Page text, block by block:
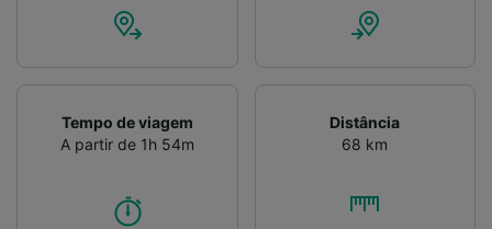
Tempo de viagem
A partir de 1h 54m
Distância
68 km